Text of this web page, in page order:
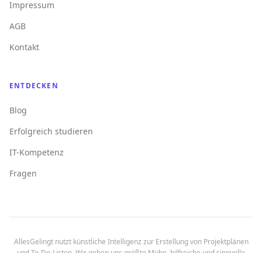
Impressum
AGB
Kontakt
ENTDECKEN
Blog
Erfolgreich studieren
IT-Kompetenz
Fragen
AllesGelingt nutzt künstliche Intelligenz zur Erstellung von Projektplänen